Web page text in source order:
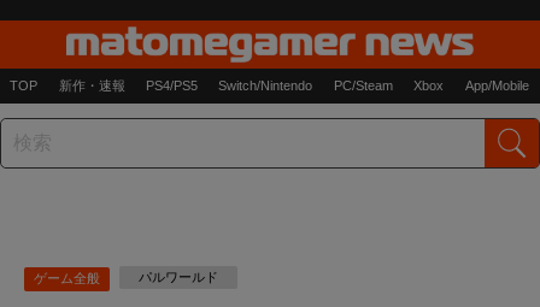
TOP 新作・速報 PS4/PS5 Switch/Nintendo PC/Steam Xbox App/Mobile
ゲーム全般 パルワールド